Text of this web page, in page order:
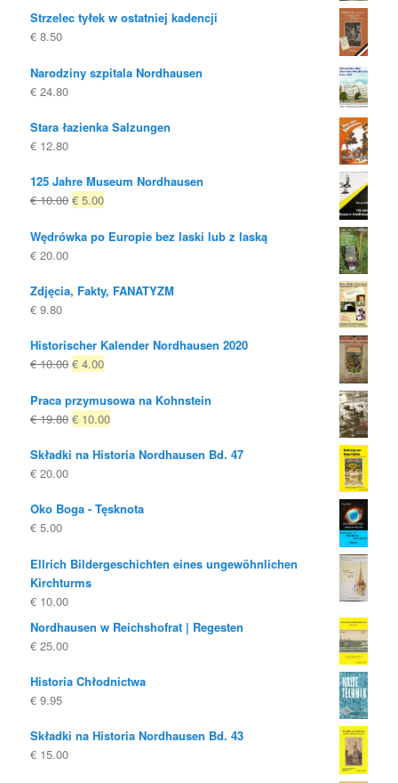
była:
to:
Strzelec tyłek w ostatniej kadencji
€ 8.50
Narodziny szpitala Nordhausen
€ 24.80
Stara łazienka Salzungen
€ 12.80
125 Jahre Museum Nordhausen
€10.00 Oryginalna
była:
€ 5.00Obecna
to:
Wędrówka po Europie bez laski lub z laską
€ 20.00
Zdjęcia, Fakty, FANATYZM
€ 9.80
Historischer Kalender Nordhausen 2020
€10.00 Oryginalna
była:
€ 10.00
€ 4.00Obecna
to:
€ 4.00.
Praca przymusowa na Kohnstein
€19.80 Oryginalna
była:
€ 10.00Obecna
to:
Składki na Historia Nordhausen Bd. 47
€ 20.00
Oko Boga - Tęsknota
€ 5.00
Ellrich Bildergeschichten eines ungewöhnlichen
Kirchturms
€ 10.00
Nordhausen w Reichshofrat | Regesten
€ 25.00
Historia Chłodnictwa
€ 9.95
Składki na Historia Nordhausen Bd. 43
€ 15.00